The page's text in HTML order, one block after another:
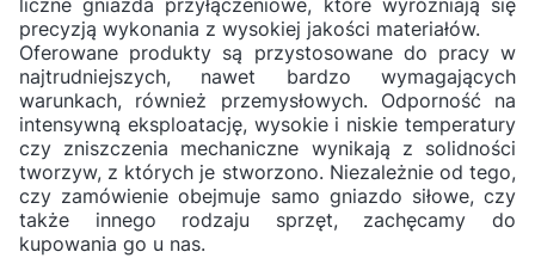
liczne gniazda przyłączeniowe, które wyróżniają się
precyzją wykonania z wysokiej jakości materiałów.
Oferowane produkty są przystosowane do pracy w
najtrudniejszych, nawet bardzo wymagających
warunkach, również przemysłowych. Odporność na
intensywną eksploatację, wysokie i niskie temperatury
czy zniszczenia mechaniczne wynikają z solidności
tworzyw, z których je stworzono. Niezależnie od tego,
czy zamówienie obejmuje samo gniazdo siłowe, czy
także innego rodzaju sprzęt, zachęcamy do
kupowania go u nas.